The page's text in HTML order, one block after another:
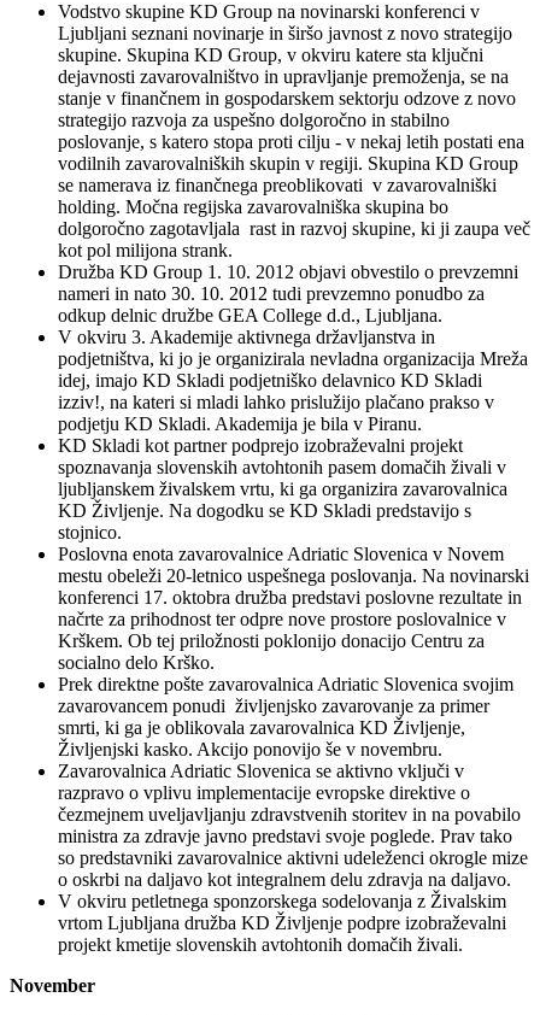
Vodstvo skupine KD Group na novinarski konferenci v
Ljubljani seznani novinarje in širšo javnost z novo strategijo
skupine. Skupina KD Group, v okviru katere sta ključni
dejavnosti zavarovalništvo in upravljanje premoženja, se na
stanje v finančnem in gospodarskem sektorju odzove z novo
strategijo razvoja za uspešno dolgoročno in stabilno
poslovanje, s katero stopa proti cilju - v nekaj letih postati ena
vodilnih zavarovalniških skupin v regiji. Skupina KD Group
se namerava iz finančnega preoblikovati v zavarovalniški
holding. Močna regijska zavarovalniška skupina bo
dolgoročno zagotavljala rast in razvoj skupine, ki ji zaupa več
kot pol milijona strank.
Družba KD Group 1. 10. 2012 objavi obvestilo o prevzemni
nameri in nato 30. 10. 2012 tudi prevzemno ponudbo za
odkup delnic družbe GEA College d.d., Ljubljana.
V okviru 3. Akademije aktivnega državljanstva in
podjetništva, ki jo je organizirala nevladna organizacija Mreža
idej, imajo KD Skladi podjetniško delavnico KD Skladi
izziv!, na kateri si mladi lahko prislužijo plačano prakso v
podjetju KD Skladi. Akademija je bila v Piranu.
KD Skladi kot partner podprejo izobraževalni projekt
spoznavanja slovenskih avtohtonih pasem domačih živali v
ljubljanskem živalskem vrtu, ki ga organizira zavarovalnica
KD Življenje. Na dogodku se KD Skladi predstavijo s
stojnico.
Poslovna enota zavarovalnice Adriatic Slovenica v Novem
mestu obeleži 20-letnico uspešnega poslovanja. Na novinarski
konferenci 17. oktobra družba predstavi poslovne rezultate in
načrte za prihodnost ter odpre nove prostore poslovalnice v
Krškem. Ob tej priložnosti poklonijo donacijo Centru za
socialno delo Krško.
Prek direktne pošte zavarovalnica Adriatic Slovenica svojim
zavarovancem ponudi življenjsko zavarovanje za primer
smrti, ki ga je oblikovala zavarovalnica KD Življenje,
Življenjski kasko. Akcijo ponovijo še v novembru.
Zavarovalnica Adriatic Slovenica se aktivno vključi v
razpravo o vplivu implementacije evropske direktive o
čezmejnem uveljavljanju zdravstvenih storitev in na povabilo
ministra za zdravje javno predstavi svoje poglede. Prav tako
so predstavniki zavarovalnice aktivni udeleženci okrogle mize
o oskrbi na daljavo kot integralnem delu zdravja na daljavo.
V okviru petletnega sponzorskega sodelovanja z Živalskim
vrtom Ljubljana družba KD Življenje podpre izobraževalni
projekt kmetije slovenskih avtohtonih domačih živali.
November